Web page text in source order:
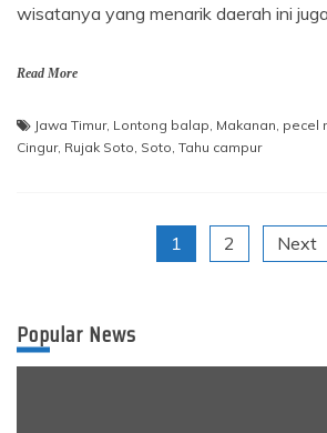
wisatanya yang menarik daerah ini
Read More
Jawa Timur, Lontong balap Makanan pecel
Cingur, Rujak Soto Soto Tahu campur
navigation
1 2 Next
Popular News